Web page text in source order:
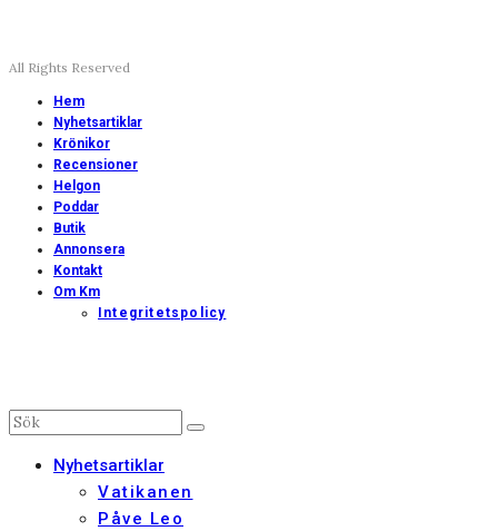
All Rights Reserved
Hem
Nyhetsartiklar
Krönikor
Recensioner
Helgon
Poddar
Butik
Annonsera
Kontakt
Om Km
Integritetspolicy
Nyhetsartiklar
Vatikanen
Påve Leo